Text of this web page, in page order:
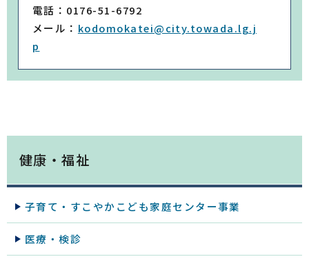
電話：0176-51-6792
メール： kodomokatei@city.towada.lg.j
p
健康・福祉
子育て・すこやかこども家庭センター事業
医療・検診